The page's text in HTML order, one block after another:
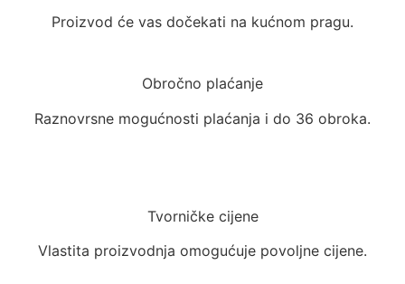
Proizvod će vas dočekati na kućnom pragu.
Obročno plaćanje
Raznovrsne mogućnosti plaćanja i do 36 obroka.
Tvorničke cijene
Vlastita proizvodnja omogućuje povoljne cijene.